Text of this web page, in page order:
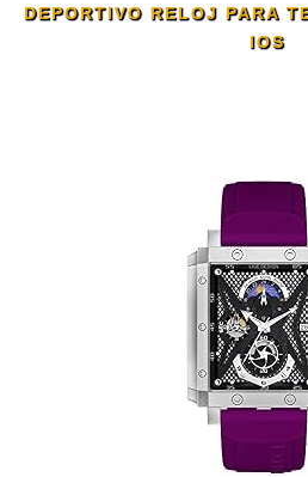
DEPORTIVO RELOJ PARA
IOS